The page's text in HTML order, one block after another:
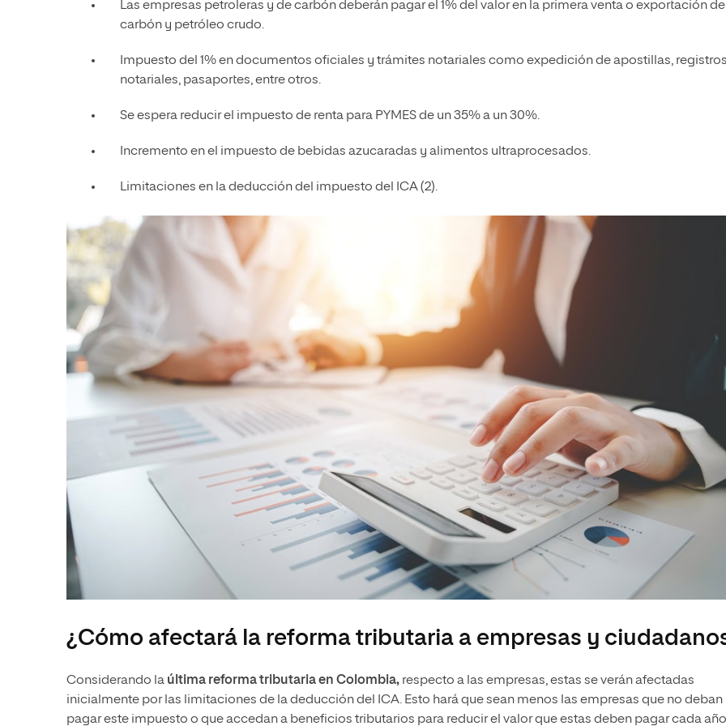
Las empresas petroleras y de carbón deberán pagar el 1% del valor en la primera venta o exportación de
carbón y petróleo crudo.
Impuesto del 1% en documentos oficiales y trámites notariales como expedición de apostillas,
notariales, pasaportes, entre otros.
Se espera reducir el impuesto de renta para PYMES de un 35% a un 30%.
Incremento en el impuesto de bebidas azucaradas y alimentos ultraprocesados.
Limitaciones en la deducción del impuesto del ICA (2).
¿Cómo afectará la reforma tributaria a empresas y
Considerando la última reforma tributaria en Colombia, respecto a las empresas, estas se verán afectadas
inicialmente por las limitaciones de la deducción del ICA. Esto hará que sean menos las empresas que no deban
pagar este impuesto o que accedan a beneficios tributarios para reducir el valor que estas deben pagar cada